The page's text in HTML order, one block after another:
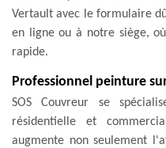
Vertault avec le formulaire
en ligne ou à notre siège,
rapide.
Professionnel peinture
SOS Couvreur se
résidentielle et
augmente non seulement